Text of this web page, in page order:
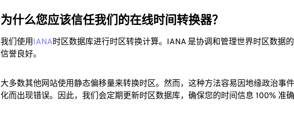
为什么您应该信任我们的在线时间转换器？
我们使用IANA时区数据库进行时区转换计算。IANA 是协调和管理世界时区数据的
信誉良好。
大多数其他网站使用静态偏移量来转换时区。然而，这种方法容易因地缘政治事
化而出现错误。因此，我们会定期更新时区数据库，确保您的时间信息 100% 准确